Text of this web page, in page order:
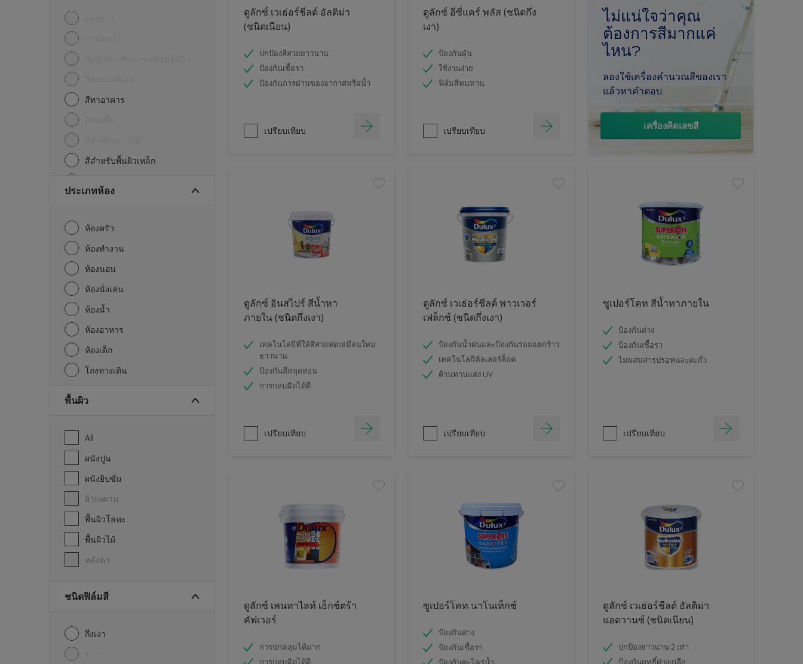
สีทาอาคาร
สีสำหรับพื้นผิวเหล็ก
ประเภทห้อง
ห้องครัว
ห้องทำงาน
ห้องนอน
ห้องนั่งเล่น
ห้องน้ำ
ห้องอาหาร
ห้องเด็ก
โถงทางเดิน
พื้นผิว
All
ผนังปูน
ผนังยิปซั่ม
ฝ้าเพดาน
พื้นผิวโลหะ
พื้นผิวไม้
หลังคา
ชนิดฟิล์มสี
กึ่งเงา
ดูลักซ์ เวเธ่อร์ชีลด์ อัลติม่า
(ชนิดเนียน)
ปกป้องสีสวยยาวนาน
ป้องกันเชื้อรา
ป้องกันการผ่านของอากาศหรือน้ำ
เปรียบเทียบ
ดูลักซ์ อีซี่แคร์ พลัส (ชนิดกึ่ง
เงา)
ป้องกันฝุ่น
ใช้งานง่าย
ฟิล์มสีทนทาน
เปรียบเทียบ
ไม่แน่ใจว่าคุณ
ต้องการสีมากแค่
ไหน?
ลองใช้เครื่องคำนวณสีของเรา
แล้วหาคำตอบ
เครื่องคิดเลขสี
ดูลักซ์ อินสไปร์ สีน้ำทา
ภายใน (ชนิดกึ่งเงา)
เทคโนโลยีที่ให้สีสวยสดเหมือนใหม่
ยาวนาน
ป้องกันสีหลุดล่อน
การกลบมิดได้ดี
เปรียบเทียบ
ดูลักซ์ เวเธ่อร์ชีลด์ พาวเวอร์
เฟล็กซ์ (ชนิดกึ่งเงา)
ป้องกันน้ำฝนและป้องกันรอยแตกร้าว
เทคโนโลยีคัลเลอร์ล็อค
ต้านทานแสง UV
เปรียบเทียบ
ซูเปอร์โคท สีน้ำทาภายใน
ป้องกันด่าง
ป้องกันเชื้อรา
ไม่ผสมสารปรอทและตะกั่ว
เปรียบเทียบ
ดูลักซ์ เพนทาไลท์ เอ็กซ์ตร้า
คัฟเวอร์
การปกคลุมได้มาก
การกลบมิดได้ดี
ซูเปอร์โคท นาโนเท็กซ์
ป้องกันด่าง
ป้องกันเชื้อรา
ดูลักซ์ เวเธ่อร์ชีลด์ อัลติม่า
แอดวานซ์ (ชนิดเนียน)
ปกป้องยาวนาน 2 เท่า
ป้องกันฤทธิ์ด่างเกลือ